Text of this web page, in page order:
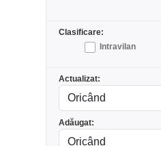
Clasificare:
Intravilan
Actualizat:
Adăugat: